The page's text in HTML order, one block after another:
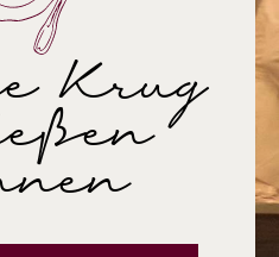
Krug